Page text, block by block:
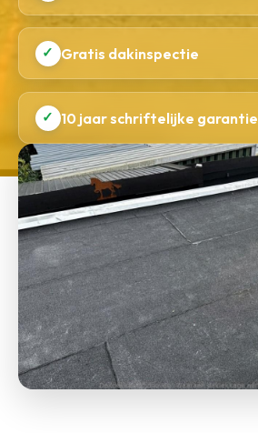
✓ Gratis dakinspectie
✓ 10 jaar schriftelijke garantie